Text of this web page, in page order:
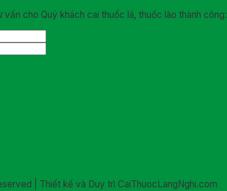
cho Quý khách cai thuốc lá, thuốc lào thành công:
| Thiết kế và Duy trì CaiThuocLangNghi.com